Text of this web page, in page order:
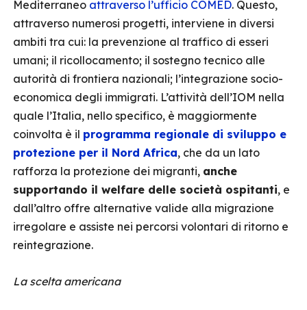
Mediterraneo attraverso l’ufficio COMED. Questo,
attraverso numerosi progetti, interviene in diversi
ambiti tra cui: la prevenzione al traffico di esseri
umani; il ricollocamento; il sostegno tecnico alle
autorità di frontiera nazionali; l’integrazione socio-
economica degli immigrati. L’attività dell’IOM nella
quale l’Italia, nello specifico, è maggiormente
coinvolta è il programma regionale di sviluppo e
protezione per il Nord Africa, che da un lato
rafforza la protezione dei migranti, anche
supportando il welfare delle società ospitanti, e
dall’altro offre alternative valide alla migrazione
irregolare e assiste nei percorsi volontari di ritorno e
reintegrazione.
La scelta americana